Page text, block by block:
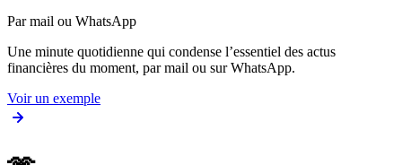
Par mail ou WhatsApp
Une minute quotidienne qui condense l’essentiel des actus
financières du moment, par mail ou sur WhatsApp.
Voir un exemple